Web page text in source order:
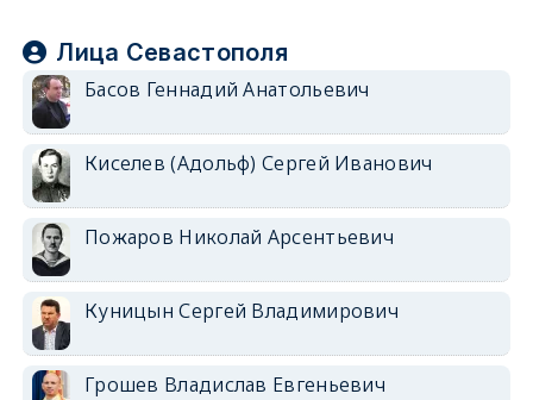
Лица Севастополя
Басов Геннадий Анатольевич
Киселев (Адольф) Сергей Иванович
Пожаров Николай Арсентьевич
Куницын Сергей Владимирович
Грошев Владислав Евгеньевич